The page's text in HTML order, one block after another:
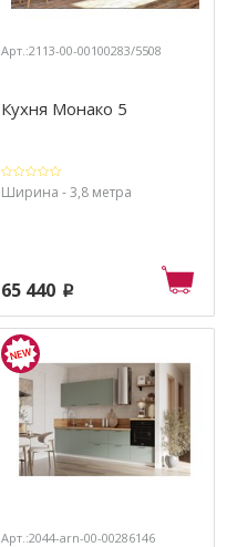
Арт.:2113-00-00100283/5508
Кухня Монако 5
Ширина - 3,8 метра
65 440 p
Арт.:2044-arn-00-00286146